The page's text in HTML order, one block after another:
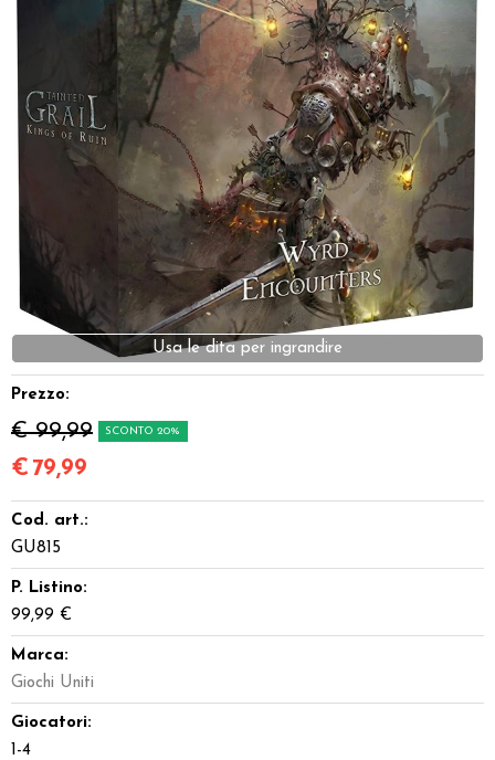
Giochi di Carte Collezionabili
Miniature
Giocattoli e Gadget
Offerte del Dragone
Usa le dita per ingrandire
Prezzo:
€ 99,99 SCONTO 20%
€ 79,99
Cod. art.:
GU815
P. Listino:
99,99 €
Marca:
Giochi Uniti
Giocatori:
1-4